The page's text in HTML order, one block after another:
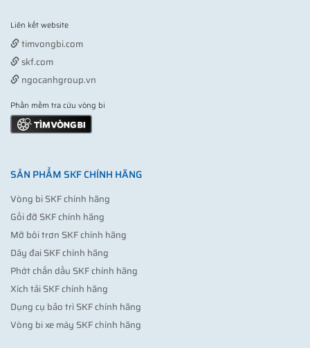
Liên kết website
timvongbi.com
skf.com
ngocanhgroup.vn
Phần mềm tra cứu vòng bi
SẢN PHẨM SKF CHÍNH HÃNG
Vòng bi SKF chính hãng
Gối đỡ SKF chính hãng
Mỡ bôi trơn SKF chính hãng
Dây đai SKF chính hãng
Phớt chắn dầu SKF chính hãng
Xích tải SKF chính hãng
Dụng cụ bảo trì SKF chính hãng
Vòng bi xe máy SKF chính hãng